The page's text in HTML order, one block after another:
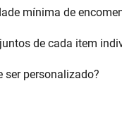
mínima de
de cada item
ser personalizado?